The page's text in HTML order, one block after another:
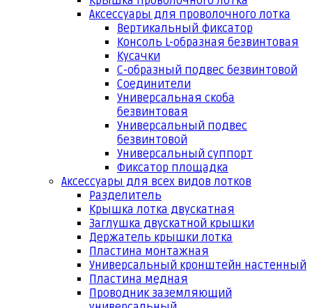
Аксессуары для проволочного лотка
Вертикальный фиксатор
Консоль L-образная безвинтовая
Кусачки
С-образный подвес безвинтовой
Соединители
Универсальная скоба
безвинтовая
Универсальный подвес
безвинтовой
Универсальный суппорт
Фиксатор площадка
Аксессуары для всех видов лотков
Разделитель
Крышка лотка двускатная
Заглушка двускатной крышки
Держатель крышки лотка
Пластина монтажная
Универсальный кронштейн настенный
Пластина медная
Проводник заземляющий